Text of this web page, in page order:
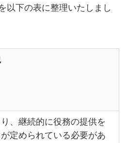
以下の表に整理いたしまし
、継続的に役務の提供を
定められている必要があ